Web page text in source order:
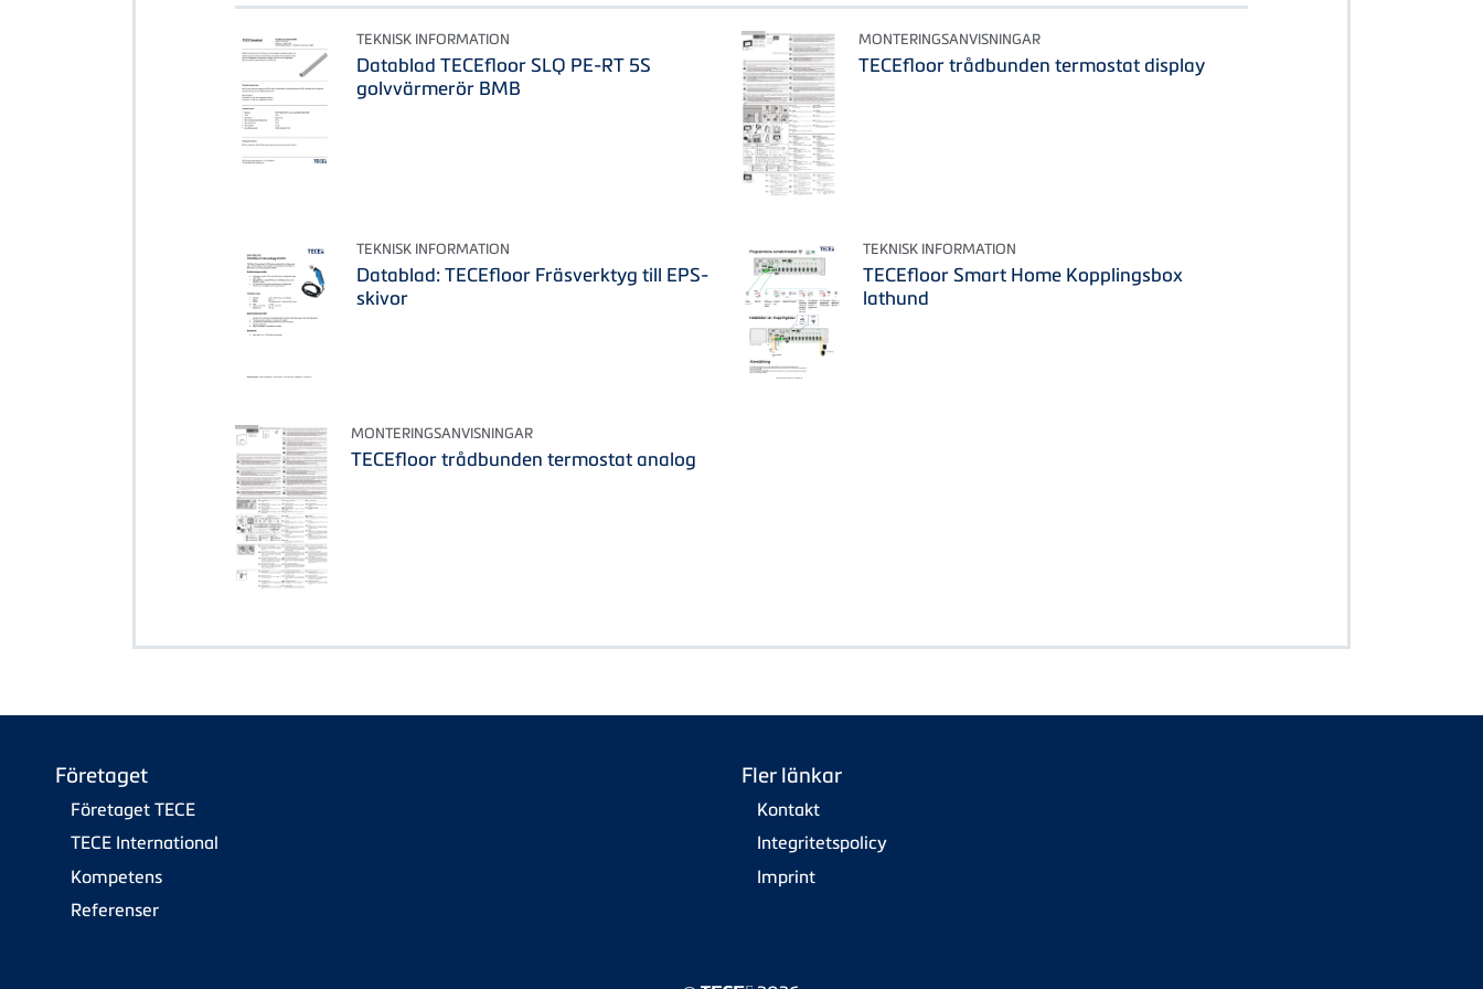
TEKNISK INFORMATION
Datablad TECEfloor SLQ PE-RT 5S
golvvärmerör BMB
MONTERINGSANVISNINGAR
TECEfloor trådbunden termostat display
TEKNISK INFORMATION
Datablad: TECEfloor Fräsverktyg till EPS-
skivor
TEKNISK INFORMATION
TECEfloor Smart Home Kopplingsbox
lathund
MONTERINGSANVISNINGAR
TECEfloor trådbunden termostat analog
Företaget
Företaget TECE
TECE International
Kompetens
Referenser
Fler länkar
Kontakt
Integritetspolicy
Imprint